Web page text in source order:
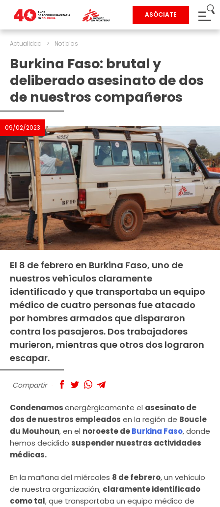
ASÓCIATE
Actualidad > Noticias
Burkina Faso: brutal y
deliberado asesinato de dos
de nuestros compañeros
09/02/2023
El 8 de febrero en Burkina Faso, uno de
nuestros vehículos claramente
identificado y que transportaba un equipo
médico de cuatro personas fue atacado
por hombres armados que dispararon
contra los pasajeros. Dos trabajadores
murieron, mientras que otros dos lograron
escapar.
Compartir
Condenamosenergérgicamente el asesinato de
dos de nuestros empleados en la región de Boucle
du Mouhoun, en el noroeste deBurkina Faso, donde
hemos decidido suspender nuestras actividades
médicas.
En la mañana del miércoles 8 de febrero, un vehículo
de nuestra organización, claramente identificado
como tal, que transportaba un equipo médico de